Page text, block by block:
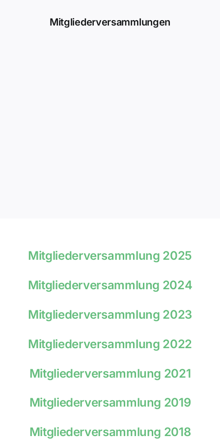
Mitgliederversammlungen
Mitgliederversammlung 2025
Mitgliederversammlung 2024
Mitgliederversammlung 2023
Mitgliederversammlung 2022
Mitgliederversammlung 2021
Mitgliederversammlung 2019
Mitgliederversammlung 2018